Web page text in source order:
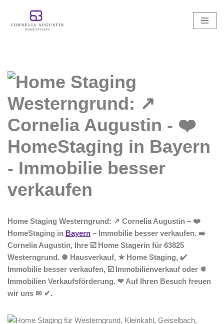
Zum
Home Staging Westerngrund: ↗️ Cornelia Augustin – ❤️
HomeStaging in Bayern – Immobilie besser verkaufen. ➡️
Cornelia Augustin, Ihre ☑️ Home Stagerin für 63825
Westerngrund. ✺ Hausverkauf, ★ Home Staging, ✔️
Immobilie besser verkaufen, ☑️ Immobilienverkauf oder ✹
Immobilien Verkaufsförderung. ❤ Auf Ihren Besuch freuen
wir uns ✉ ✔.